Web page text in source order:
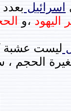
اسرائيل
اليهود ،و
ليست عشبة
الحجم ،